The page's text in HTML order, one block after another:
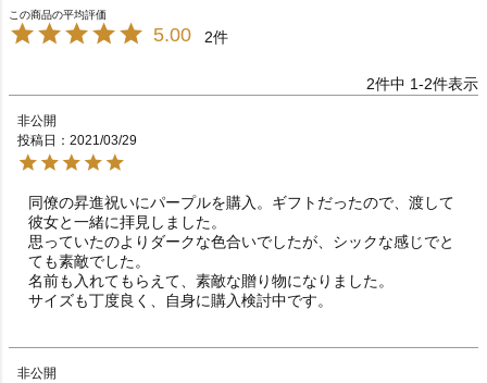
5.00 2
2件中 1-2件表示
非公開
投稿日
2021/03/29
同僚の昇進祝いにパープルを購入。ギフトだったので、渡して
彼女と一緒に拝見しました。
思っていたのよりダークな色合いでしたが、シックな感じでと
ても素敵でした。
名前も入れてもらえて、素敵な贈り物になりました。
サイズも丁度良く、自身に購入検討中です。
非公開